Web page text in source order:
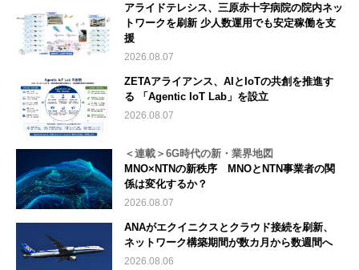
アライドテレシス、三原赤十字病院の院内ネッ
トワークを刷新 少人数運用でも安定稼働を支
援
2026.08.07
ZETAアライアンス、AIとIoTの共創を推進す
る 「Agentic IoT Lab」を設立
2026.08.07
＜連載＞6G時代の新・業界地図
MNO×NTNの新秩序 MNOとNTN事業者の関
係は変化するか？
2026.08.07
ANAがエクイニクスとクラウド接続を刷新、
ネットワーク構築期間が数カ月から数週間へ
2026.08.06